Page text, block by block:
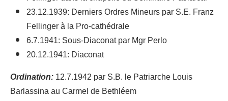
23.12.1939: Derniers Ordres Mineurs par S.E. Franz
Fellinger à la Pro-cathédrale
6.7.1941: Sous-Diaconat par Mgr Perlo
20.12.1941: Diaconat
Ordination:12.7.1942 par S.B. le Patriarche Louis
Barlassina au Carmel de Bethléem